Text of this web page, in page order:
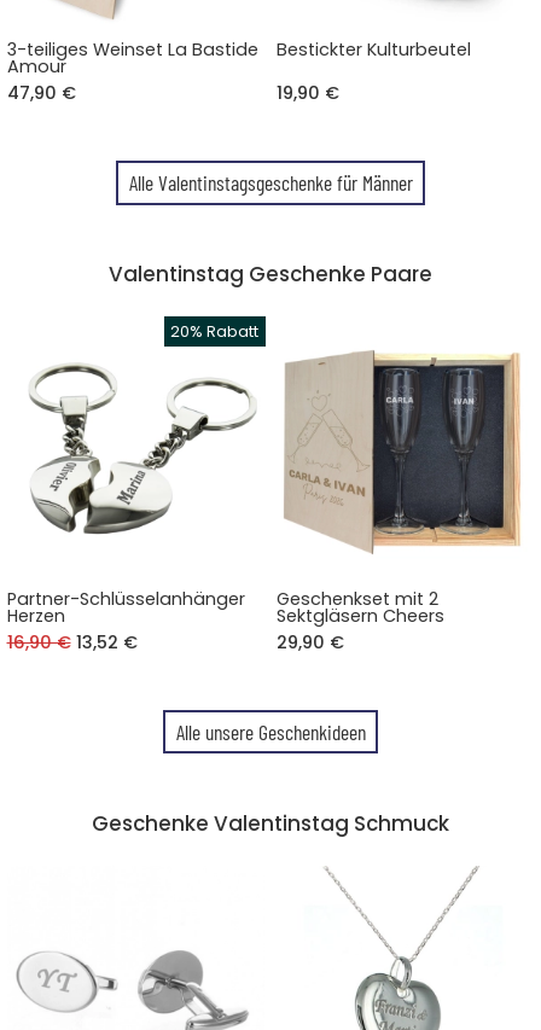
3-teiliges Weinset La Bastide
Amour
47,90 €
Bestickter Kulturbeutel
19,90 €
Alle Valentinstagsgeschenke für Männer
Valentinstag Geschenke Paare
Partner-Schlüsselanhänger
Herzen
16,90 €13,52 €
Geschenkset mit 2
Sektgläsern Cheers
29,90 €
Alle unsere Geschenkideen
Geschenke Valentinstag Schmuck